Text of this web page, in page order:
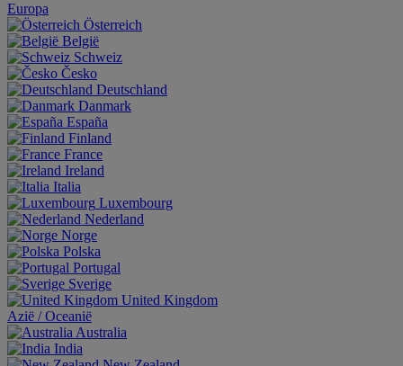
Europa
Österreich
België
Schweiz
Česko
Deutschland
Danmark
España
Finland
France
Ireland
Italia
Luxembourg
Nederland
Norge
Polska
Portugal
Sverige
United Kingdom
Aziё / Oceaniё
Australia
India